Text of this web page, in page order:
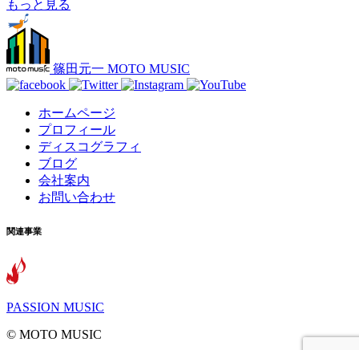
もっと見る
篠田元一 MOTO MUSIC
ホームページ
プロフィール
ディスコグラフィ
ブログ
会社案内
お問い合わせ
関連事業
PASSION MUSIC
©️ MOTO MUSIC